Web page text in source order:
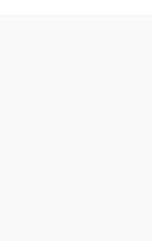
Ohm